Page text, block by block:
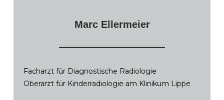
Marc Ellermeier
Facharzt für Diagnostische Radiologie
Oberarzt für Kinderradiologie am Klinikum Lippe